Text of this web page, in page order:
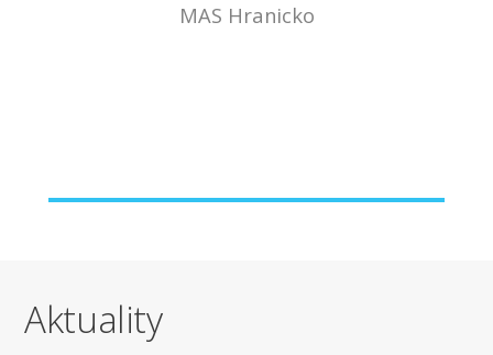
MAS Hranicko
Aktuality